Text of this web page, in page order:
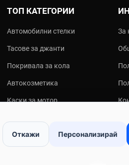
ТОП КАТЕГОРИИ
Автомобилни стелки
Тасове за джанти
Покривала за кола
Автокозметика
Каски за мотор
За
Откажи Персонализирай